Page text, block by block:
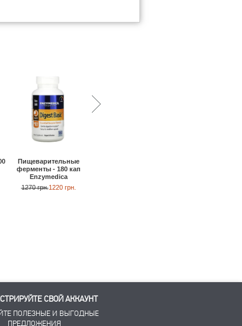
Пищеварительные
ферменты - 180 кап
Enzymedica
1270 грн.1220 грн.
СВОЙ АККАУНТ
ПОЛЕЗНЫЕ И ВЫГОДНЫЕ
ПРЕДЛОЖЕНИЯ